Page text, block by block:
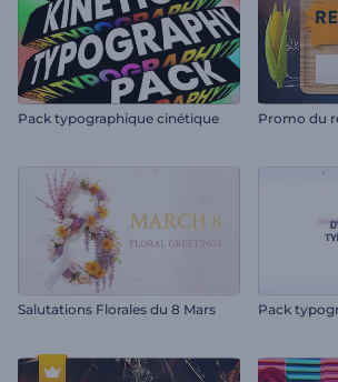
Pack typographique cinétique Promo du
Salutations Florales du 8 Mars